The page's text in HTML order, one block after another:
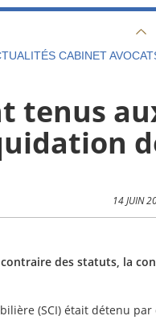
CABINET
tenus
14 JUIN
des statuts, la
(SCI) était détenu